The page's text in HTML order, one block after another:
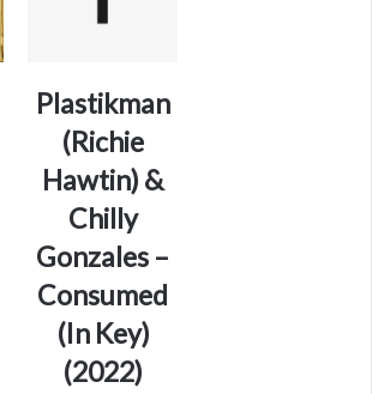
Plastikman
(Richie
Hawtin) &
Chilly
Gonzales –
Consumed
(In Key)
(2022)